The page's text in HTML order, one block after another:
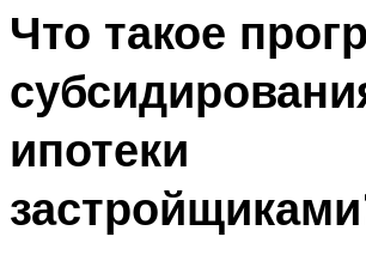
Что такое
ипотеки